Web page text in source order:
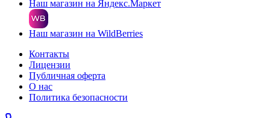
Наш магазин на Яндекс.Маркет
Наш магазин на WildBerries
Контакты
Лицензии
Публичная оферта
О нас
Политика безопасности